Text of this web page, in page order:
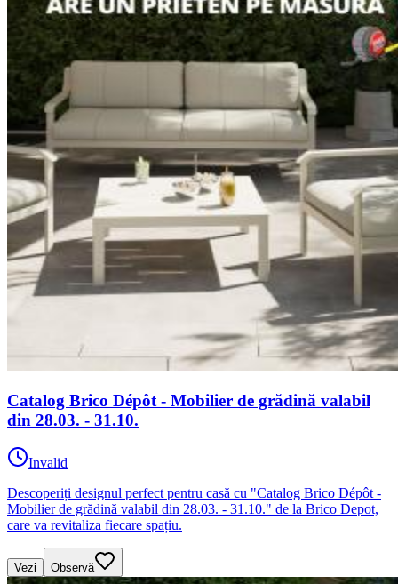
Catalog Brico Dépôt - Mobilier de grădină valabil
din 28.03. - 31.10.
Invalid
Descoperiți designul perfect pentru casă cu "Catalog Brico Dépôt -
Mobilier de grădină valabil din 28.03. - 31.10." de la Brico Depot,
care va revitaliza fiecare spațiu.
Vezi Observă